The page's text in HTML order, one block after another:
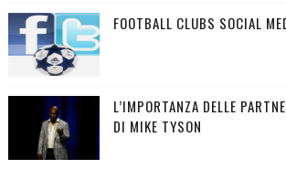
FOOTBALL CLUBS SOCIAL
L’IMPORTANZA DELLE
DI MIKE TYSON